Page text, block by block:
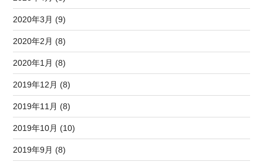
2020年3月 (9)
2020年2月 (8)
2020年1月 (8)
2019年12月 (8)
2019年11月 (8)
2019年10月 (10)
2019年9月 (8)